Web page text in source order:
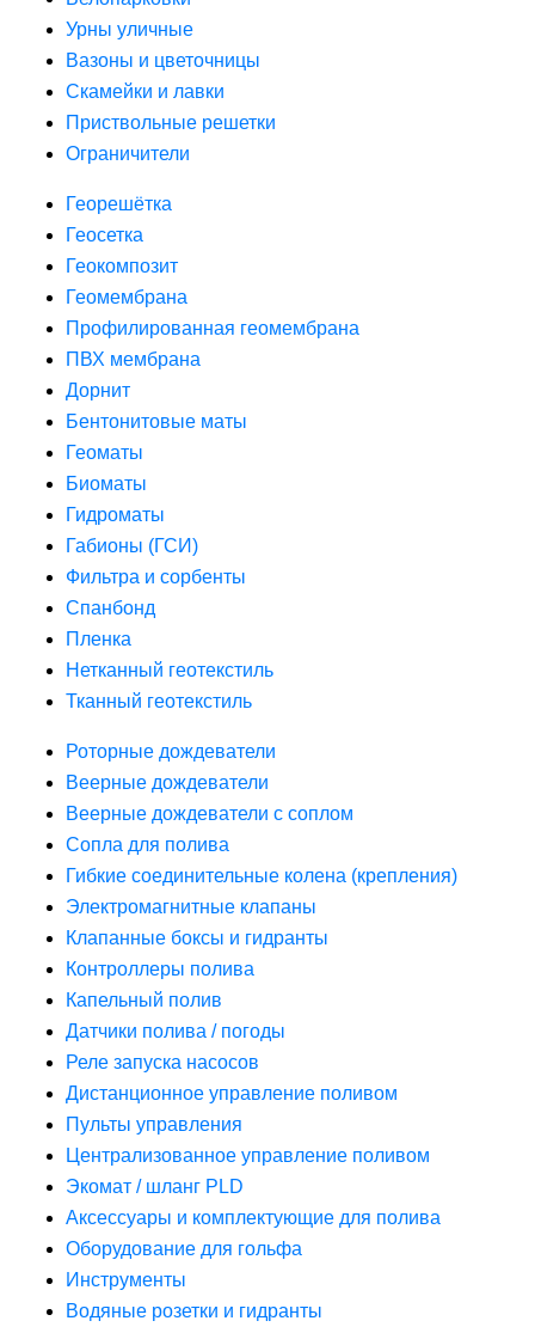
Урны уличные
Вазоны и цветочницы
Скамейки и лавки
Приствольные решетки
Ограничители
Георешётка
Геосетка
Геокомпозит
Геомембрана
Профилированная геомембрана
ПВХ мембрана
Дорнит
Бентонитовые маты
Геоматы
Биоматы
Гидроматы
Габионы (ГСИ)
Фильтра и сорбенты
Спанбонд
Пленка
Нетканный геотекстиль
Тканный геотекстиль
Роторные дождеватели
Веерные дождеватели
Веерные дождеватели с соплом
Сопла для полива
Гибкие соединительные колена (крепления)
Электромагнитные клапаны
Клапанные боксы и гидранты
Контроллеры полива
Капельный полив
Датчики полива / погоды
Реле запуска насосов
Дистанционное управление поливом
Пульты управления
Централизованное управление поливом
Экомат / шланг PLD
Аксессуары и комплектующие для полива
Оборудование для гольфа
Инструменты
Водяные розетки и гидранты